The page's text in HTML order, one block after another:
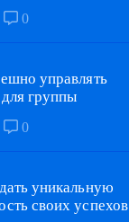
0
управлять
группы
0
уникальную
своих успехов